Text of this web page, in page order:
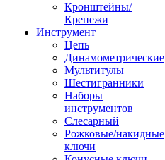
Кронштейны/
Крепежи
Инструмент
Цепь
Динамометрические
Мультитулы
Шестигранники
Наборы
инструментов
Слесарный
Рожковые/накидные
ключи